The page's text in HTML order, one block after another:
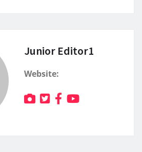
Junior Editor1
Website: